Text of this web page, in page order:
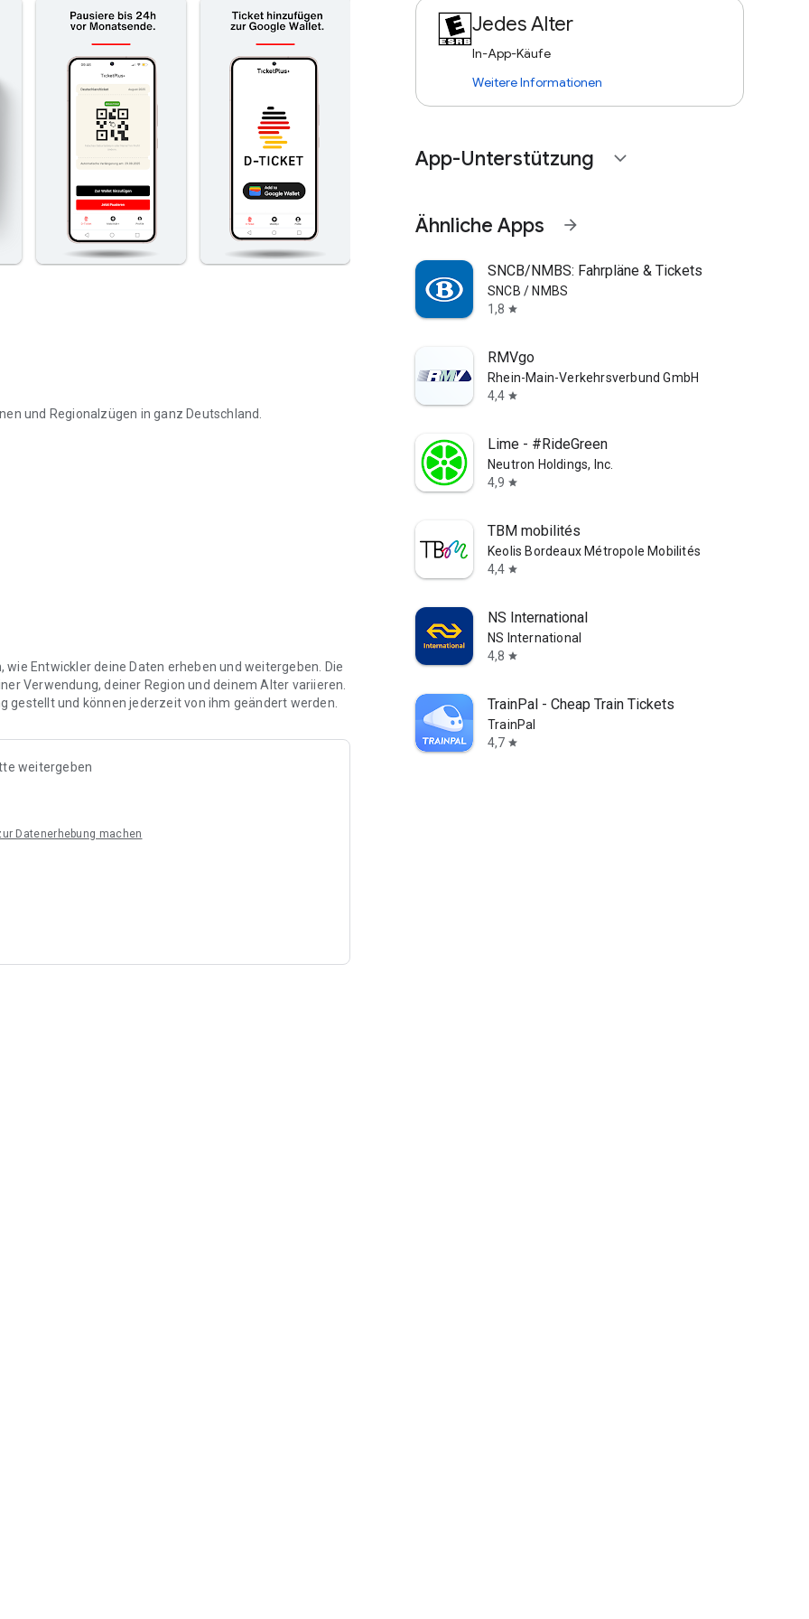
und Regionalzügen in ganz Deutschland.
Entwickler deine Daten erheben und weitergeben. Die
Verwendung, deiner Region und deinem Alter variieren.
und können jederzeit von ihm geändert werden.
weitergeben
Datenerhebung machen
Jedes Alter
In-App-Käufe
Weitere Informationen
App-Unterstützung expand_more
Ähnliche Apps arrow_forward
SNCB/NMBS: Fahrpläne & Tickets
SNCB / NMBS
1,8 star
RMVgo
Rhein-Main-Verkehrsverbund GmbH
4,4 star
Lime - #RideGreen
Neutron Holdings, Inc.
4,9 star
TBM mobilités
Keolis Bordeaux Métropole Mobilités
4,4 star
NS International
NS International
4,8 star
TrainPal - Cheap Train Tickets
TrainPal
4,7 star